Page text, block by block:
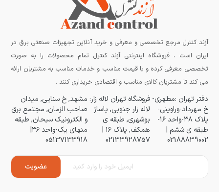
آزند کنترل مرجع تخصصی و معرفی و خرید آنلاین تجهیزات صنعتی برق در
ایران است ، فروشگاه اینترنتی آزند کنترل تمام محصولات را به صورت
تخصصی معرفی کرده و با قیمت مناسب و خدمات مناسب به مشتریان ارائه
می کند تا مشتریان کالای مناسب و اقتصادی خریداری کنند .
دفتر تهران :مطهری-
خ مهرداد-وراوینی-
پلاک ۳۸-واحد ۱۶-
طبقه ی ششم |
02188839002
فروشگاه تهران لاله زار:
لاله زار جنوبی, پاساژ
بوشهری, طبقه ی
همکف, پلاک ۱۶ |
02133928757
مشهد, خ سنایی, میدان
صاحب الزمان, مجتمع برق
و الکترونیک سبحان, طبقه
منهای یک-واحد ۳۶|
05137133918